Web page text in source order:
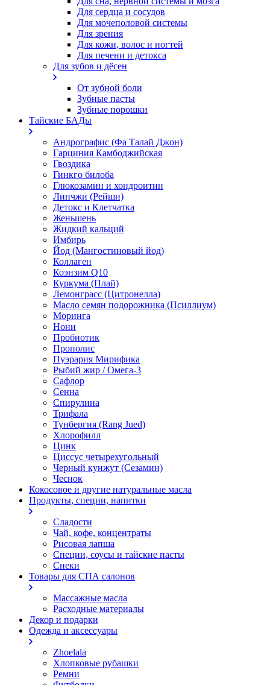
Для сердца и сосудов
Для мочеполовой системы
Для зрения
Для кожи, волос и ногтей
Для печени и детокса
Для зубов и дёсен
От зубной боли
Зубные пасты
Зубные порошки
Тайские БАДы
Андрографис (Фа Талай Джон)
Гарциния Камбоджийская
Гвоздика
Гинкго билоба
Глюкозамин и хондроитин
Линчжи (Рейши)
Детокс и Клетчатка
Женьшень
Жидкий кальций
Имбирь
Йод (Мангостиновый йод)
Коллаген
Коэнзим Q10
Куркума (Плай)
Лемонграсс (Цитронелла)
Масло семян подорожника (Псиллиум)
Моринга
Нони
Пробиотик
Прополис
Пуэрария Мирифика
Рыбий жир / Омега-3
Сафлор
Сенна
Спирулина
Трифала
Тунбергия (Rang Jued)
Хлорофилл
Цинк
Циссус четырехугольный
Черный кунжут (Сезамин)
Чеснок
Кокосовое и другие натуральные масла
Продукты, специи, напитки
Сладости
Чай, кофе, концентраты
Рисовая лапша
Специи, соусы и тайские пасты
Снеки
Товары для СПА салонов
Массажные масла
Расходные материалы
Декор и подарки
Одежда и аксессуары
Zhoelala
Хлопковые рубашки
Ремни